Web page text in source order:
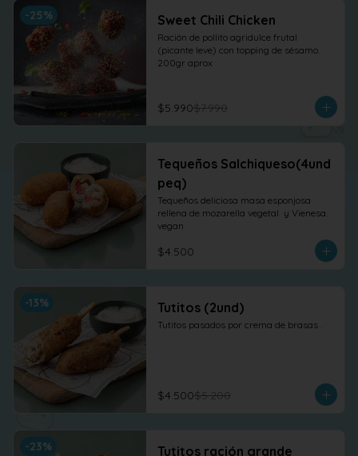
-25% Sweet Chili Chicken
Ración de pollito agridulce frutal
(picante leve) con topping de sésamo.
200gr aprox
$5.990$7.990
Tequeños Salchiqueso(4und
peq)
Tequeños deliciosa masa esponjosa
rellena de mozarella vegetal  y Vienesa.
vegan
$4.500
-13% Tutitos (2und)
Tutitos pasados por crema de brasas .
$4.500$5.200
-23% Tutitos ración grande